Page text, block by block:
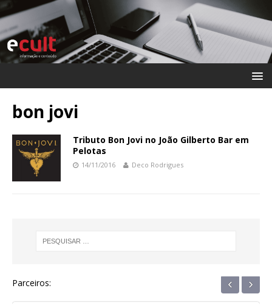
bon jovi
Tributo Bon Jovi no João Gilberto Bar em
Pelotas
14/11/2016 Deco Rodrigues
Parceiros: ‹ ›